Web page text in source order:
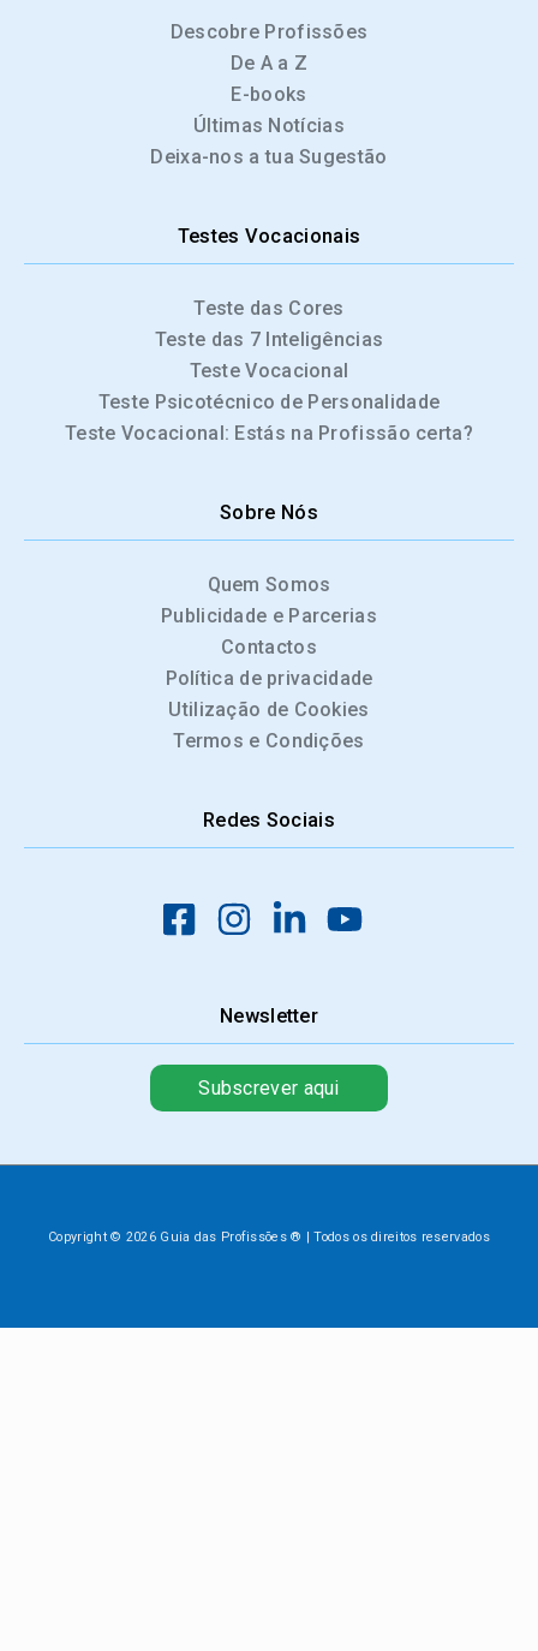
Descobre Profissões
De A a Z
E-books
Últimas Notícias
Deixa-nos a tua Sugestão
Testes Vocacionais
Teste das Cores
Teste das 7 Inteligências
Teste Vocacional
Teste Psicotécnico de Personalidade
Teste Vocacional: Estás na Profissão certa?
Sobre Nós
Quem Somos
Publicidade e Parcerias
Contactos
Política de privacidade
Utilização de Cookies
Termos e Condições
Redes Sociais
Newsletter
Subscrever aqui
Copyright © 2026 Guia das Profissões ® | Todos os direitos reservados